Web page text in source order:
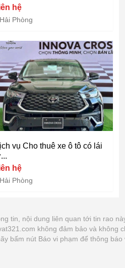
hệ
Hải Phòng
vụ Cho thuê xe ô tô có lái
hệ
Hải Phòng
tin, nội dung liên quan tới tin rao
không đảm bảo và không
bấm nút Báo vi phạm để thông